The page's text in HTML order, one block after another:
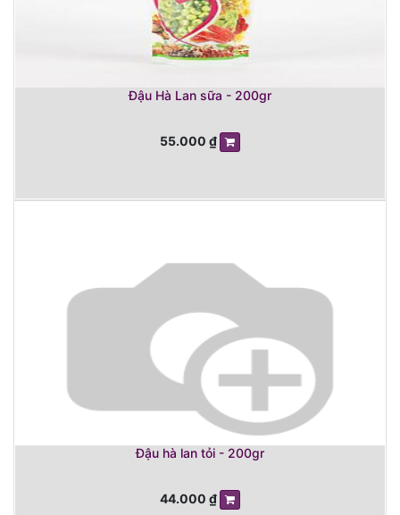
Đậu Hà Lan sữa - 200gr
55.000 ₫
Đậu hà lan tỏi - 200gr
44.000 ₫